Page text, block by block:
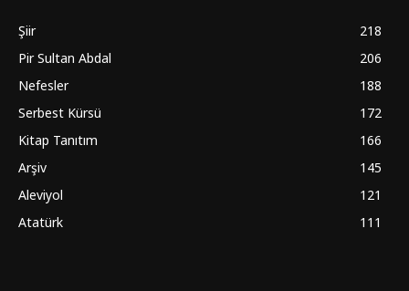
Şiir
218
Pir Sultan Abdal
206
Nefesler
188
Serbest Kürsü
172
Kitap Tanıtım
166
Arşiv
145
Aleviyol
121
Atatürk
111